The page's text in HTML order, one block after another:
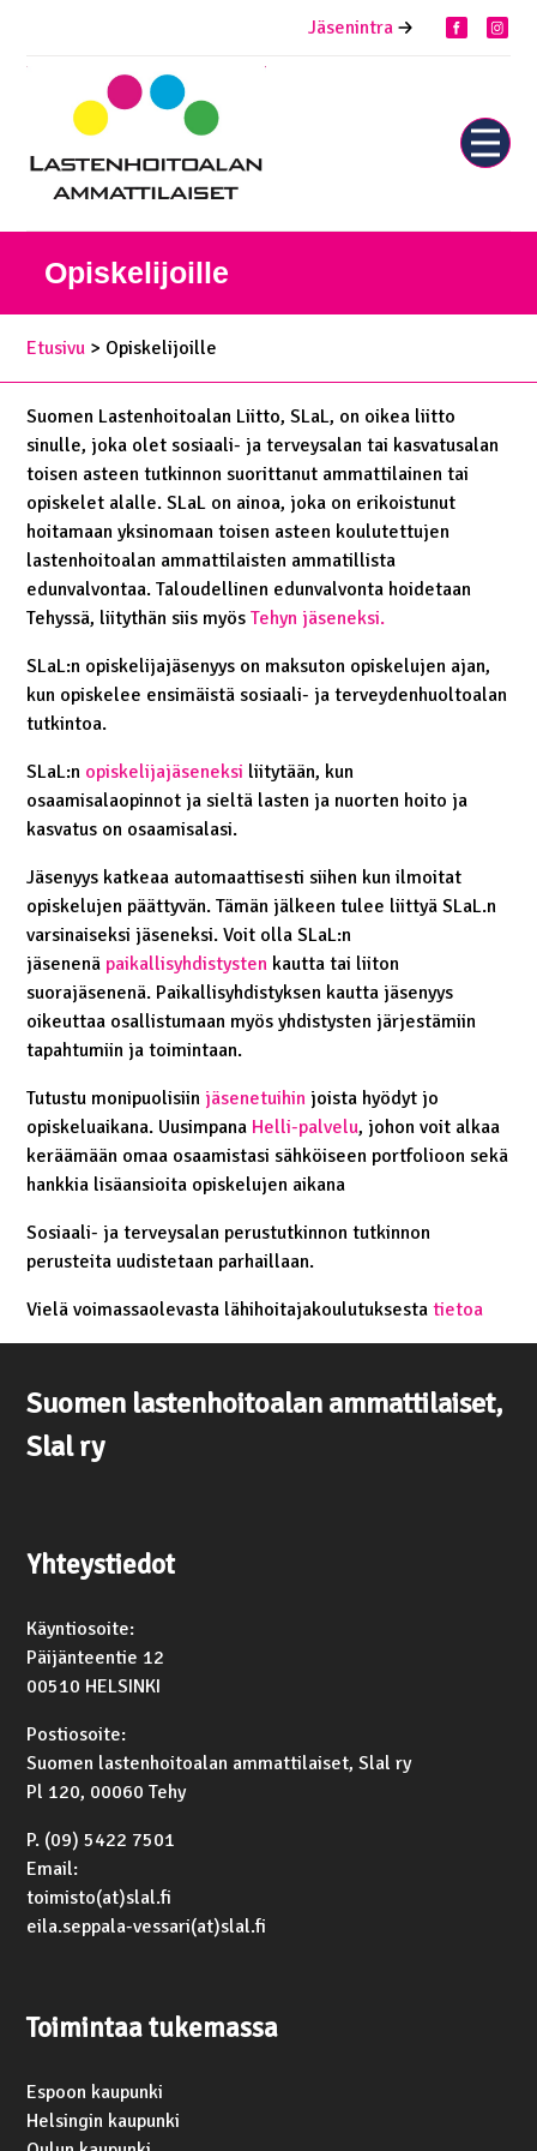
Jäsenintra facebook
piilota
Opiskelijoille
Etusivu > Opiskelijoille
Suomen Lastenhoitoalan Liitto, SLaL, on oikea liitto
sinulle, joka olet sosiaali- ja terveysalan tai kasvatusalan
toisen asteen tutkinnon suorittanut ammattilainen tai
opiskelet alalle. SLaL on ainoa, joka on erikoistunut
hoitamaan yksinomaan toisen asteen koulutettujen
lastenhoitoalan ammattilaisten ammatillista
edunvalvontaa. Taloudellinen edunvalvonta hoidetaan
Tehyssä, liitythän siis myösTehyn jäseneksi.
SLaL:n opiskelijajäsenyys on maksuton opiskelujen ajan,
kun opiskelee ensimäistä sosiaali- ja terveydenhuoltoalan
tutkintoa.
SLaL:n opiskelijajäseneksi liitytään, kun
osaamisalaopinnot ja sieltä lasten ja nuorten hoito ja
kasvatus on osaamisalasi.
Jäsenyys katkeaa automaattisesti siihen kun ilmoitat
opiskelujen päättyvän. Tämän jälkeen tulee liittyä SLaL.n
varsinaiseksi jäseneksi. Voit olla SLaL:n
jäsenenä paikallisyhdistysten kautta tai liiton
suorajäsenenä. Paikallisyhdistyksen kautta jäsenyys
oikeuttaa osallistumaan myös yhdistysten järjestämiin
tapahtumiin ja toimintaan.
Tutustu monipuolisiin jäsenetuihin joista hyödyt jo
opiskeluaikana. Uusimpana Helli-palvelu, johon voit alkaa
keräämään omaa osaamistasi sähköiseen portfolioon sekä
hankkia lisäansioita opiskelujen aikana
Sosiaali- ja terveysalan perustutkinnon tutkinnon
perusteita uudistetaan parhaillaan.
Vielä voimassaolevasta lähihoitajakoulutuksestatietoa
Suomen lastenhoitoalan ammattilaiset,
Slal ry
Yhteystiedot
Käyntiosoite:
Päijänteentie 12
00510 HELSINKI
Postiosoite:
Suomen lastenhoitoalan ammattilaiset, Slal ry
Pl 120, 00060 Tehy
P. (09) 5422 7501
Email:
toimisto(at)slal.fi
eila.seppala-vessari(at)slal.fi
Toimintaa tukemassa
Espoon kaupunki
Helsingin kaupunki